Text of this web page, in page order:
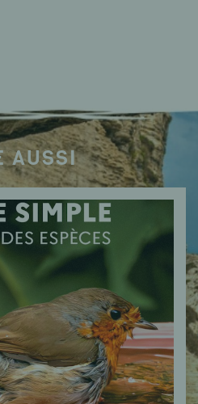
AUSSI